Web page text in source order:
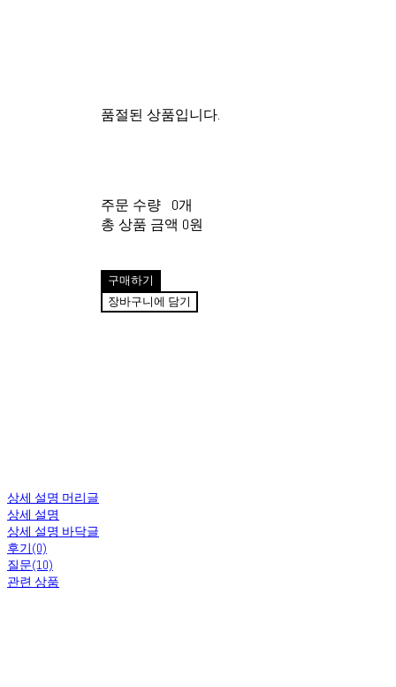
품절된 상품입니다.
주문 수량
0개
총 상품 금액 0원
구매하기
장바구니에 담기
상세 설명 머리글
상세 설명
상세 설명 바닥글
후기(0)
질문(10)
관련 상품